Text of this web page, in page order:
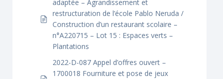
adaptée – Agrandissement et
restructuration de l’école Pablo Neruda /
Construction d’un restaurant scolaire –
n°A220715 – Lot 15 : Espaces verts –
Plantations
2022-D-087 Appel d’offres ouvert –
1700018 Fourniture et pose de jeux